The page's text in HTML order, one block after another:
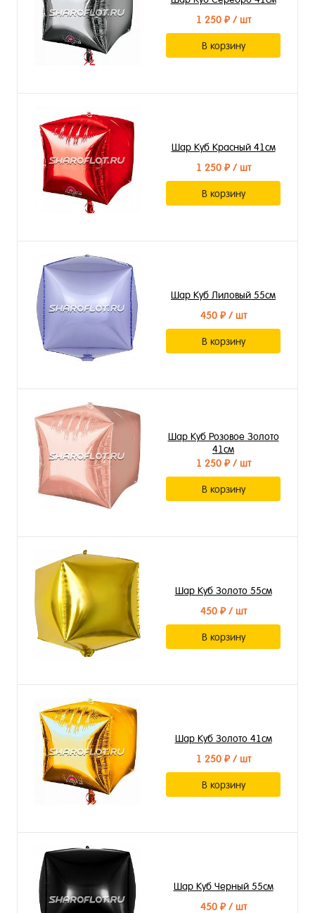
1 250 ₽/ шт
В корзину
Шар Куб Красный 41см
1 250 ₽/ шт
В корзину
Шар Куб Лиловый 55см
450 ₽/ шт
В корзину
Шар Куб Розовое Золото
41см
1 250 ₽/ шт
В корзину
Шар Куб Золото 55см
450 ₽/ шт
В корзину
Шар Куб Золото 41см
1 250 ₽/ шт
В корзину
Шар Куб Черный 55см
450 ₽/ шт